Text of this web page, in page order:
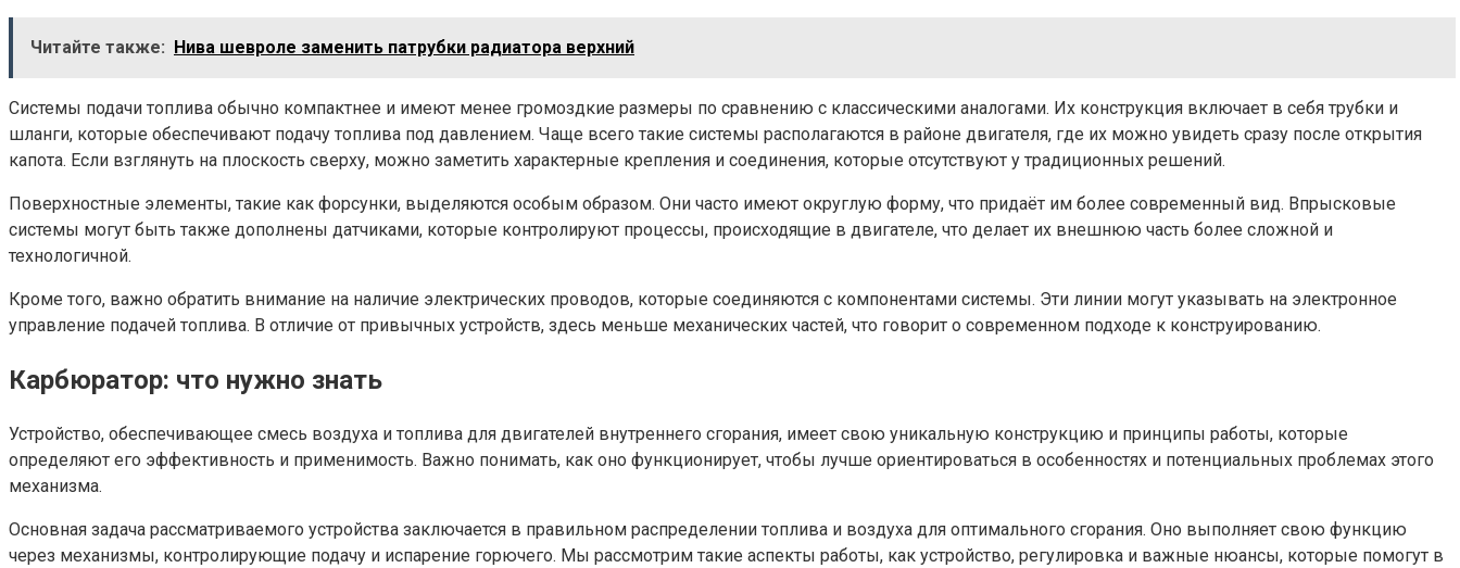
Читайте также: Нива шевроле заменить патрубки радиатора верхний
Системы подачи топлива обычно компактнее и имеют менее громоздкие размеры по сравнению с классическими аналогами. Их конструкция включает в себя трубки и
шланги, которые обеспечивают подачу топлива под давлением. Чаще всего такие системы располагаются в районе двигателя, где их можно увидеть сразу после открытия
капота. Если взглянуть на плоскость сверху, можно заметить характерные крепления и соединения, которые отсутствуют у традиционных решений.
Поверхностные элементы, такие как форсунки, выделяются особым образом. Они часто имеют округлую форму, что придаёт им более современный вид. Впрысковые
системы могут быть также дополнены датчиками, которые контролируют процессы, происходящие в двигателе, что делает их внешнюю часть более сложной и
технологичной.
Кроме того, важно обратить внимание на наличие электрических проводов, которые соединяются с компонентами системы. Эти линии могут указывать на электронное
управление подачей топлива. В отличие от привычных устройств, здесь меньше механических частей, что говорит о современном подходе к конструированию.
Карбюратор: что нужно знать
Устройство, обеспечивающее смесь воздуха и топлива для двигателей внутреннего сгорания, имеет свою уникальную конструкцию и принципы работы, которые
определяют его эффективность и применимость. Важно понимать, как оно функционирует, чтобы лучше ориентироваться в особенностях и потенциальных проблемах этого
механизма.
Основная задача рассматриваемого устройства заключается в правильном распределении топлива и воздуха для оптимального сгорания. Оно выполняет свою функцию
через механизмы, контролирующие подачу и испарение горючего. Мы рассмотрим такие аспекты работы, как устройство, регулировка и важные нюансы, которые помогут в